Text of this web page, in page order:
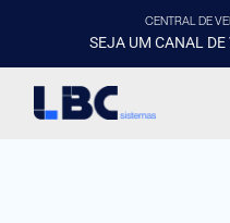
CENTRAL DE
SEJA UM CANAL DE